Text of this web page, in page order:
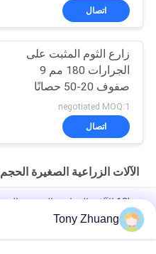
اتصال
زارع الثوم المثبت على
الجرارات 180 مم 9
صفوف 20-50 حصانًا
متطابقًا
negotiated MOQ:1
اتصال
الآلات الزراعية الصغيرة الحجم
18hp الآلات الزراعية الصغيرة الحجم 0.1hm2 / H آلة زراعة البطاطس
Harrow
Tony Zhuang